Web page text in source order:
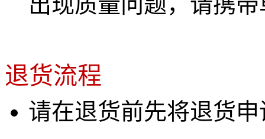
退货流程
请在退货前先将退货